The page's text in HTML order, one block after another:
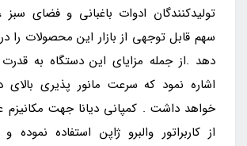
تولیدکنندگان ادوات باغبانی و فضای
سهم قابل توجهی از بازار این محصولات را در
اشاره نمود که سرعت مانور پذیری بالای
خواهد داشت . کمپانی دیانا جهت مکانیزم
از کاربراتور والبرو ژاپن استفاده